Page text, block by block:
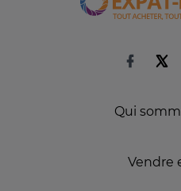
Qui
Vendre